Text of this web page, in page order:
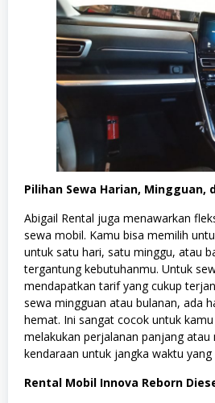
Pilihan Sewa Harian, Mingguan,
Abigail Rental juga menawarkan
sewa mobil. Kamu bisa memilih
untuk satu hari, satu minggu, atau
tergantung kebutuhanmu. Untuk
mendapatkan tarif yang cukup
sewa mingguan atau bulanan, ada
hemat. Ini sangat cocok untuk
melakukan perjalanan panjang atau
kendaraan untuk jangka waktu yang
Rental Mobil Innova Reborn